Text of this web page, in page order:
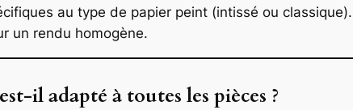
au type de papier peint (intissé ou classique).
un rendu homogène.
il adapté à toutes les pièces ?